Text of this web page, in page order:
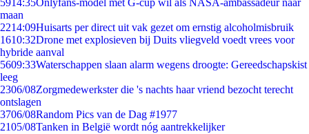
5914:35Onlyfans-model met G-cup wil als NASA-ambassadeur naar
maan
2214:09Huisarts per direct uit vak gezet om ernstig alcoholmisbruik
1610:32Drone met explosieven bij Duits vliegveld voedt vrees voor
hybride aanval
5609:33Waterschappen slaan alarm wegens droogte: Gereedschapskist
leeg
2306/08Zorgmedewerkster die 's nachts haar vriend bezocht terecht
ontslagen
3706/08Random Pics van de Dag #1977
2105/08Tanken in België wordt nóg aantrekkelijker